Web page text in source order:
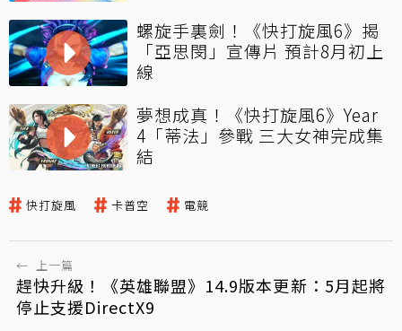
螺旋手裏劍！《快打旋風6》揭
「亞思閔」宣傳片 預計8月初上
線
夢想成真！《快打旋風6》Year
4「蒂法」參戰 三大女神完成集
結
快打旋風 卡普空 電競
← 上一篇
趕快升級！《英雄聯盟》14.9版本更新：5月起將
停止支援DirectX9